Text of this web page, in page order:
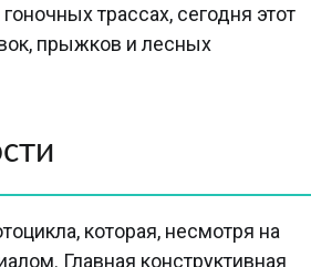
трассах, сегодня этот
прыжков и лесных
которая, несмотря на
Главная конструктивная